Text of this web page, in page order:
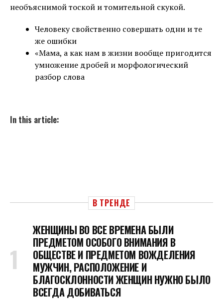
необъяснимой тоской и томительной скукой.
Человеку свойственно совершать одни и те
же ошибки
«Мама, а как нам в жизни вообще пригодится
умножение дробей и морфологический
разбор слова
In this article:
В ТРЕНДЕ
ЖЕНЩИНЫ ВО ВСЕ ВРЕМЕНА БЫЛИ
ПРЕДМЕТОМ ОСОБОГО ВНИМАНИЯ В
ОБЩЕСТВЕ И ПРЕДМЕТОМ ВОЖДЕЛЕНИЯ
МУЖЧИН, РАСПОЛОЖЕНИЕ И
БЛАГОСКЛОННОСТИ ЖЕНЩИН НУЖНО БЫЛО
ВСЕГДА ДОБИВАТЬСЯ